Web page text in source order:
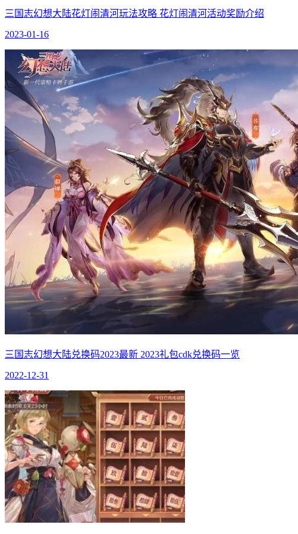
三国志幻想大陆花灯闹清河玩法攻略 花灯闹清河活动奖励介绍
2023-01-16
三国志幻想大陆兑换码2023最新 2023礼包cdk兑换码一览
2022-12-31